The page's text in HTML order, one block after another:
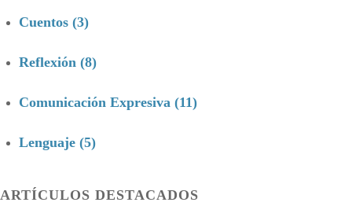
Cuentos (3)
Reflexión (8)
Comunicación Expresiva (11)
Lenguaje (5)
ARTÍCULOS DESTACADOS